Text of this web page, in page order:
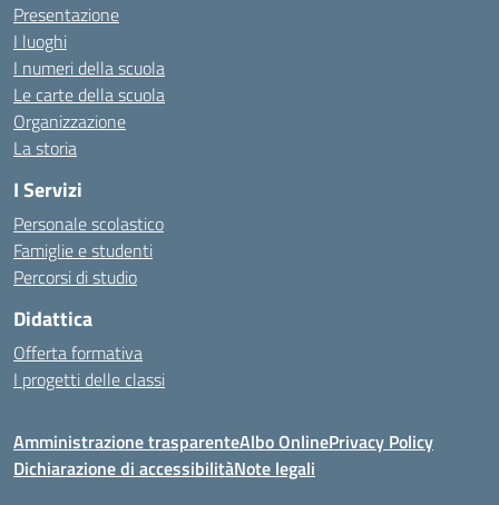
Presentazione
I luoghi
I numeri della scuola
Le carte della scuola
Organizzazione
La storia
I Servizi
Personale scolastico
Famiglie e studenti
Percorsi di studio
Didattica
Offerta formativa
I progetti delle classi
Amministrazione trasparenteAlbo OnlinePrivacy Policy
Dichiarazione di accessibilitàNote legali